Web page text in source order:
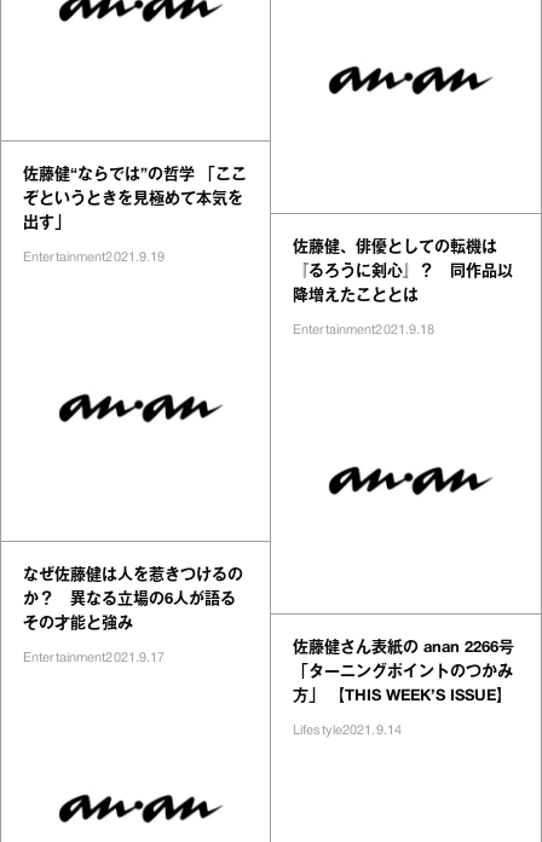
佐藤健“ならでは”の哲学 「ここ
ぞというときを見極めて本気を
出す」
Entertainment2021.9.19
なぜ佐藤健は人を惹きつけるの
か？ 異なる立場の6人が語る
その才能と強み
Entertainment2021.9.17
佐藤健、俳優としての転機は
『るろうに剣心』？ 同作品以
降増えたこととは
Entertainment2021.9.18
佐藤健さん表紙の anan 2266号
「ターニングポイントのつかみ
方」 【THIS WEEK’S ISSUE】
Lifestyle2021.9.14